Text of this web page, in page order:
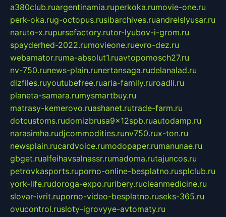
a380club.ruargentinamia.ruperkoka.rumovie-one.ru
perk-oka.rug-octopus.rusibarchives.ruandreislyusar.ru
naruto-x.rupursefactory.rutor-lyubov-i-grom.ru
spayderhed-2022.rumovieone.ruevro-dez.ru
webamator.ruma-absolut1.ruavtopomosch27.ru
nv-750.runews-plain.runertansaga.rudelanalad.ru
dizfiles.ruyoutubefree.ruaria-family.ruroadli.ru
planeta-samara.rumysmartbuy.ru
matrasy-kemerovo.ruashanet.rutrade-farm.ru
dotcustoms.rudomizbrusa9x12spb.ruautodamp.ru
narasimha.rudjcommodities.runv750.rux-ton.ru
newsplain.rucardvoice.rumodopaper.rumanunae.ru
gbget.rualfeihavsalnassr.rumadoma.rutajuncos.ru
petrovkasports.ruporno-online-besplatno.rusplclub.ru
york-life.rudoroga-expo.ruribery.rucleanmedicine.ru
slovar-ivrit.ruporno-video-besplatno.ruseks-365.ru
ovucontrol.rusloty-igrovyye-avtomaty.ru